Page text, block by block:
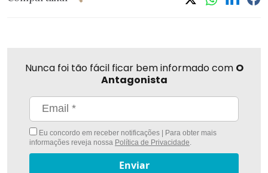
Nunca foi tão fácil ficar bem informado com O
Antagonista
Eu concordo em receber notificações | Para obter mais
informações reveja nossa Política de Privacidade.
Enviar